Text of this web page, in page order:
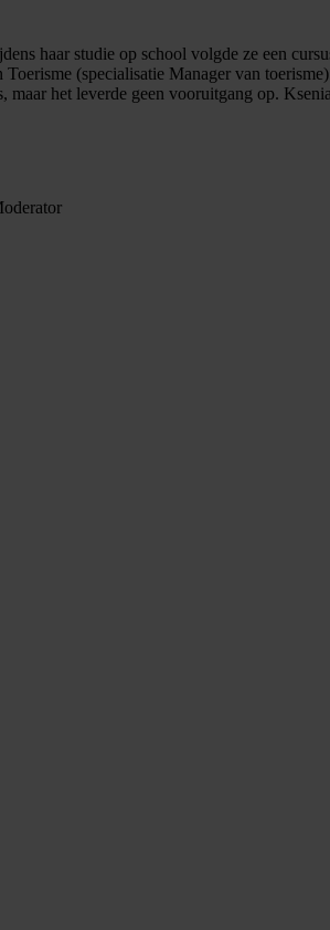
haar studie op school volgde ze een
(specialisatie Manager van
maar het leverde geen vooruitgang op.